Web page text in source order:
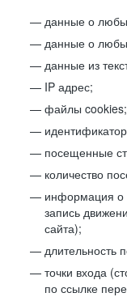
данные о
данные о
данные из
IP адрес;
файлы cookies;
посещенные
количество
информация о
запись
сайта);
длительность
точки входа
по ссылке